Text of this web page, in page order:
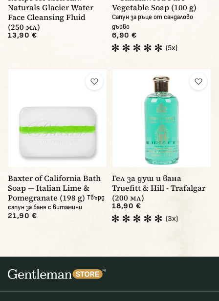
Naturals Glacier Water
Face Cleansing Fluid
(250 мл)
13,90 €
Vegetable Soap (100 g)
Сапун за ръце от сандалово
дърво
6,90 €
(5x)
Baxter of California Bath
Soap — Italian Lime &
Pomegranate (198 g) Твърд
сапун за баня с витамини
21,90 €
Гел за душ и вана
Truefitt & Hill - Trafalgar
(200 мл)
18,90 €
(3x)